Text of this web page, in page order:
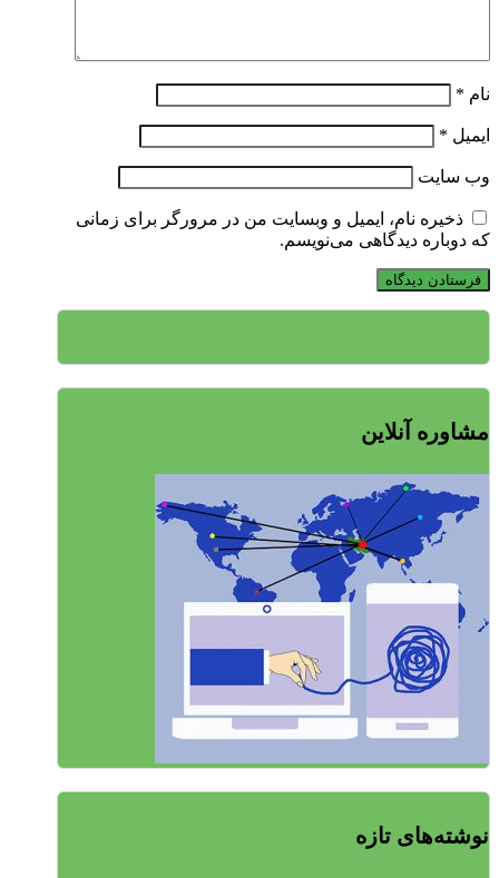
نام *
ایمیل *
وب‌ سایت
ذخیره نام، ایمیل و وبسایت من در مرورگر برای زمانی
که دوباره دیدگاهی می‌نویسم.
مشاوره آنلاین
نوشته‌های تازه